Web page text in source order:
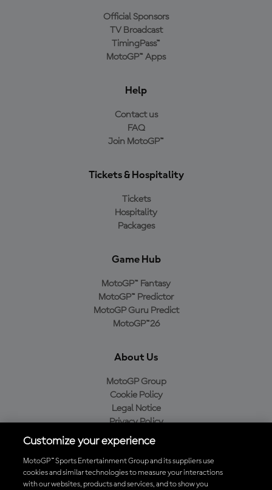
Official Sponsors
TV Broadcast
TimingPass™
MotoGP™ Apps
Help
Contact us
FAQ
Join MotoGP™
Tickets & Hospitality
Tickets
Hospitality
Packages
Game Hub
MotoGP™ Fantasy
MotoGP™ Predictor
MotoGP Guru Predict
MotoGP™26
About Us
MotoGP Group
Cookie Policy
Legal Notice
Privacy Policy
Purchase Policy
Baixe o aplicativo oficial da MotoGP™
Customize your experience
MotoGP™ Sports Entertainment Group and its suppliers use
cookies and similar technologies to measure your interactions
with our websites, products and services, and to show you